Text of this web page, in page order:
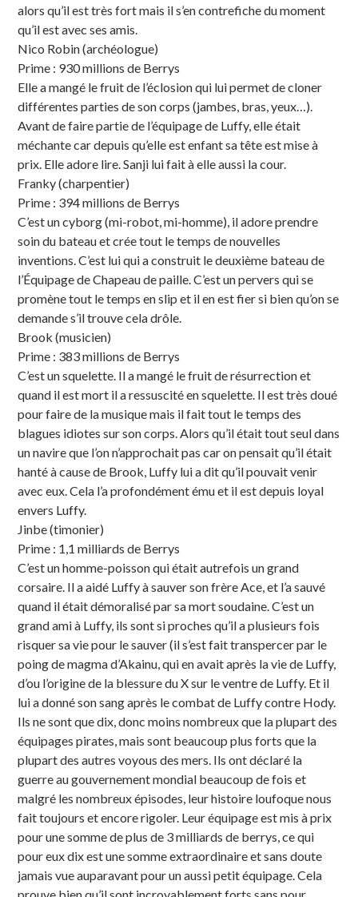
alors qu’il est très fort mais il s’en contrefiche du moment
qu’il est avec ses amis.
Nico Robin (archéologue)
Prime : 930 millions de Berrys
Elle a mangé le fruit de l’éclosion qui lui permet de cloner
différentes parties de son corps (jambes, bras, yeux…).
Avant de faire partie de l’équipage de Luffy, elle était
méchante car depuis qu’elle est enfant sa tête est mise à
prix. Elle adore lire. Sanji lui fait à elle aussi la cour.
Franky (charpentier)
Prime : 394 millions de Berrys
C’est un cyborg (mi-robot, mi-homme), il adore prendre
soin du bateau et crée tout le temps de nouvelles
inventions. C’est lui qui a construit le deuxième bateau de
l’Équipage de Chapeau de paille. C’est un pervers qui se
promène tout le temps en slip et il en est fier si bien qu’on se
demande s’il trouve cela drôle.
Brook (musicien)
Prime : 383 millions de Berrys
C’est un squelette. Il a mangé le fruit de résurrection et
quand il est mort il a ressuscité en squelette. Il est très doué
pour faire de la musique mais il fait tout le temps des
blagues idiotes sur son corps. Alors qu’il était tout seul dans
un navire que l’on n’approchait pas car on pensait qu’il était
hanté à cause de Brook, Luffy lui a dit qu’il pouvait venir
avec eux. Cela l’a profondément ému et il est depuis loyal
envers Luffy.
Jinbe (timonier)
Prime : 1,1 milliards de Berrys
C’est un homme-poisson qui était autrefois un grand
corsaire. Il a aidé Luffy à sauver son frère Ace, et l’a sauvé
quand il était démoralisé par sa mort soudaine. C’est un
grand ami à Luffy, ils sont si proches qu’il a plusieurs fois
risquer sa vie pour le sauver (il s’est fait transpercer par le
poing de magma d’Akainu, qui en avait après la vie de Luffy,
d’ou l’origine de la blessure du X sur le ventre de Luffy. Et il
lui a donné son sang après le combat de Luffy contre Hody.
Ils ne sont que dix, donc moins nombreux que la plupart des
équipages pirates, mais sont beaucoup plus forts que la
plupart des autres voyous des mers. Ils ont déclaré la
guerre au gouvernement mondial beaucoup de fois et
malgré les nombreux épisodes, leur histoire loufoque nous
fait toujours et encore rigoler. Leur équipage est mis à prix
pour une somme de plus de 3 milliards de berrys, ce qui
pour eux dix est une somme extraordinaire et sans doute
jamais vue auparavant pour un aussi petit équipage. Cela